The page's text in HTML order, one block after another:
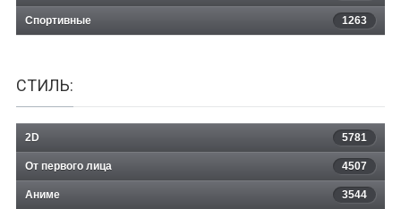
Спортивные 1263
СТИЛЬ:
2D 5781
От первого лица 4507
Аниме 3544